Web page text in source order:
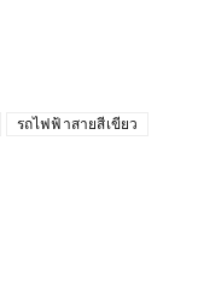
รถไฟฟ้าสายสีเขียว